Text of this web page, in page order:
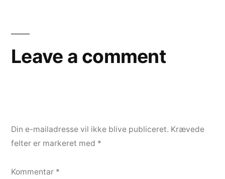
Leave a comment
Din e-mailadresse vil ikke blive publiceret. Krævede
felter er markeret med *
Kommentar *